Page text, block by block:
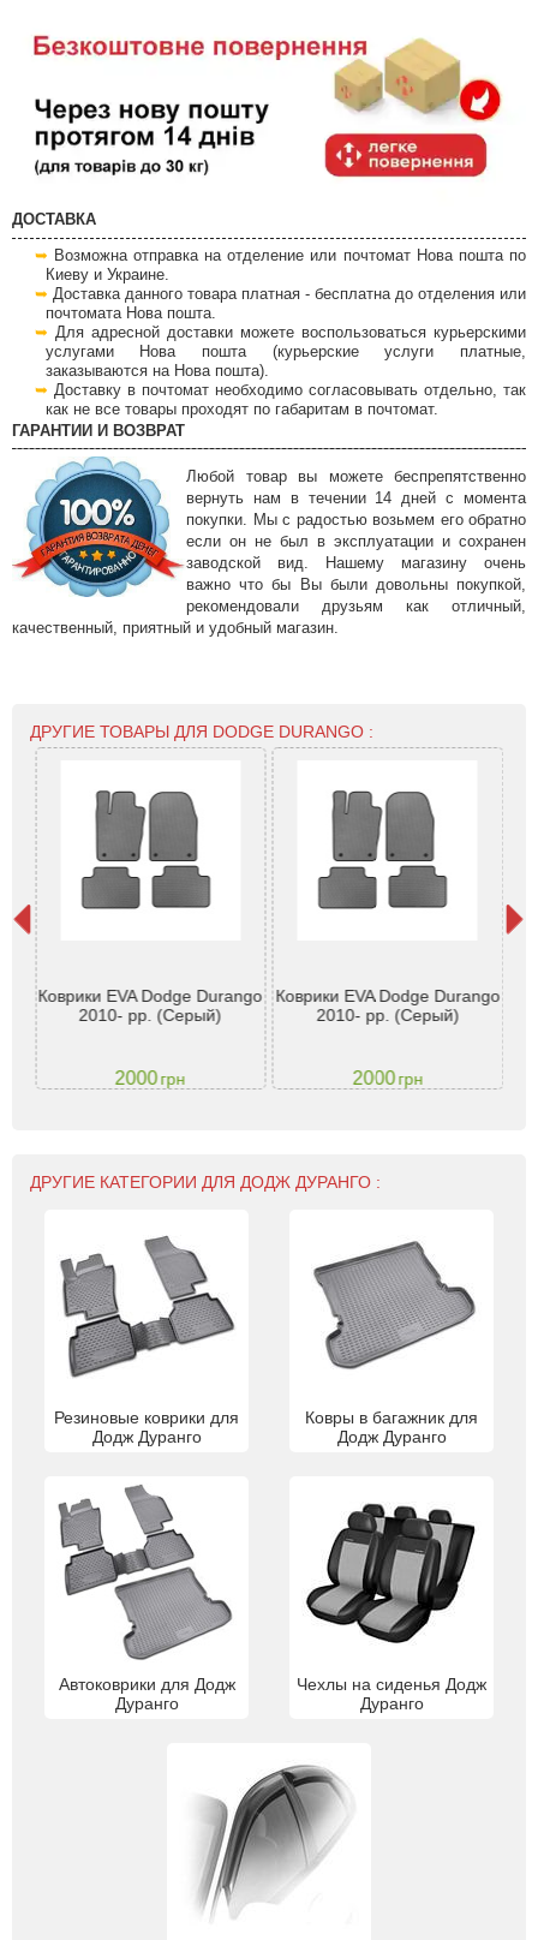
ДОСТАВКА
Возможна отправка на отделение или почтомат Нова пошта по
Киеву и Украине.
Доставка данного товара платная - бесплатна до отделения или
почтомата Нова пошта.
Для адресной доставки можете воспользоваться курьерскими
услугами Нова пошта (курьерские услуги платные,
заказываются на Нова пошта).
Доставку в почтомат необходимо согласовывать отдельно, так
как не все товары проходят по габаритам в почтомат.
ГАРАНТИИ И ВОЗВРАТ
Любой товар вы можете беспрепятственно
вернуть нам в течении 14 дней с момента
покупки. Мы с радостью возьмем его обратно
если он не был в эксплуатации и сохранен
заводской вид. Нашему магазину очень
важно что бы Вы были довольны покупкой,
рекомендовали друзьям как отличный,
качественный, приятный и удобный магазин.
ДРУГИЕ ТОВАРЫ ДЛЯ DODGE DURANGO :
Коврики EVA Dodge Durango
2010- рр. (Серый)
2000грн
Коврики EVA Dodge Durango
2010- рр. (Серый)
2000грн
ДРУГИЕ КАТЕГОРИИ ДЛЯ ДОДЖ ДУРАНГО :
Резиновые коврики для
Додж Дуранго
Ковры в багажник для
Додж Дуранго
Автоковрики для Додж
Дуранго
Чехлы на сиденья Додж
Дуранго